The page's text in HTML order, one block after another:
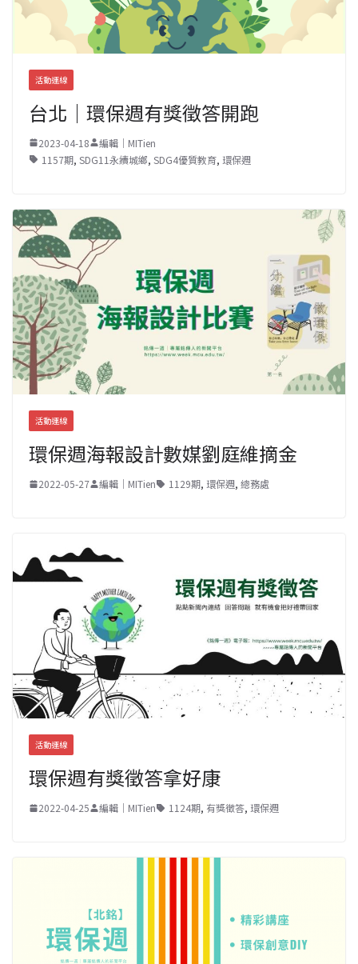
活動連線
台北｜環保週有獎徵答開跑
2023-04-18
編輯｜MITien
1157期, SDG11永續城鄉, SDG4優質教育, 環保週
活動連線
環保週海報設計數媒劉庭維摘金
2022-05-27 編輯｜MITien 1129期, 環保週, 總務處
活動連線
環保週有獎徵答拿好康
2022-04-25 編輯｜MITien 1124期, 有獎徵答, 環保週